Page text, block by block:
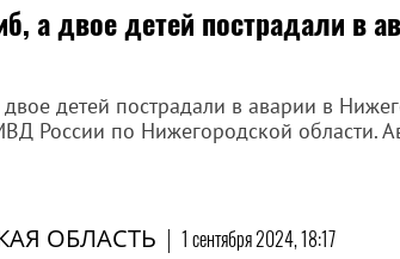
а двое детей пострадали в
двое детей пострадали в аварии в
России по Нижегородской области.
ОБЛАСТЬ | 1 сентября 2024, 18:17